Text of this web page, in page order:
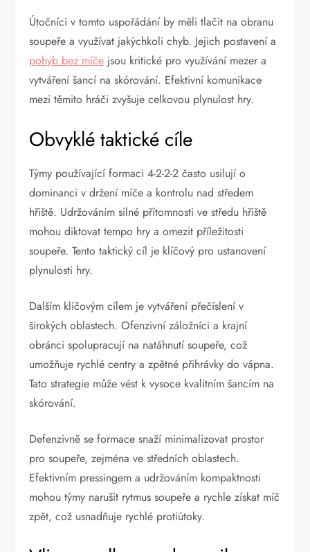
Útočníci v tomto uspořádání by měli tlačit na obranu
soupeře a využívat jakýchkoli chyb. Jejich postavení a
pohyb bez míče jsou kritické pro využívání mezer a
vytváření šancí na skórování. Efektivní komunikace
mezi těmito hráči zvyšuje celkovou plynulost hry.
Obvyklé taktické cíle
Týmy používající formaci 4-2-2-2 často usilují o
dominanci v držení míče a kontrolu nad středem
hřiště. Udržováním silné přítomnosti ve středu hřiště
mohou diktovat tempo hry a omezit příležitosti
soupeře. Tento taktický cíl je klíčový pro ustanovení
plynulosti hry.
Dalším klíčovým cílem je vytváření přečíslení v
širokých oblastech. Ofenzivní záložníci a krajní
obránci spolupracují na natáhnutí soupeře, což
umožňuje rychlé centry a zpětné přihrávky do vápna.
Tato strategie může vést k vysoce kvalitním šancím na
skórování.
Defenzivně se formace snaží minimalizovat prostor
pro soupeře, zejména ve středních oblastech.
Efektivním pressingem a udržováním kompaktnosti
mohou týmy narušit rytmus soupeře a rychle získat míč
zpět, což usnadňuje rychlé protiútoky.